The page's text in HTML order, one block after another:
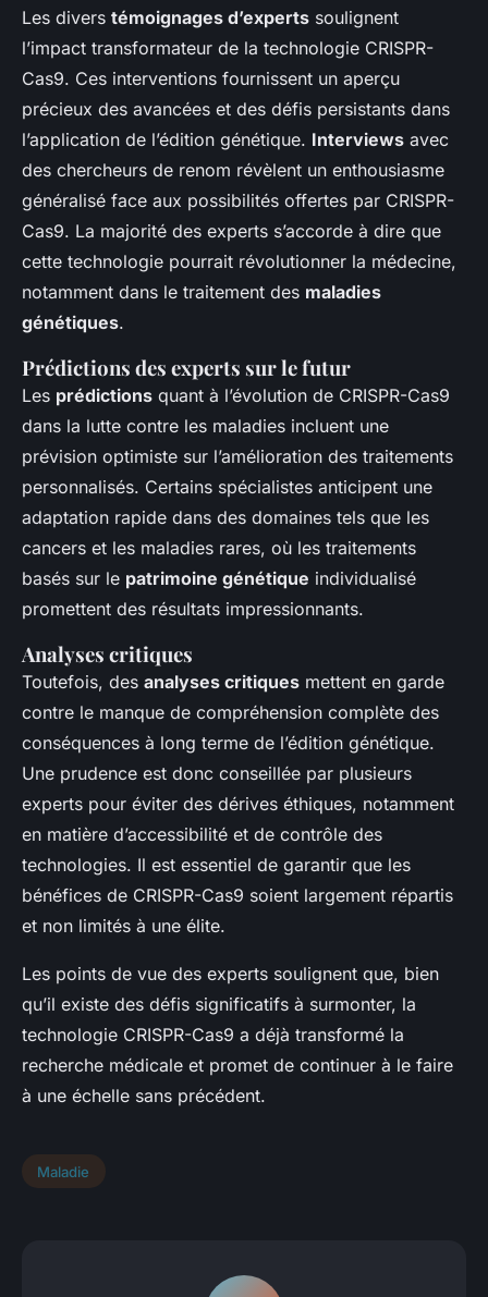
Les divers témoignages d’experts soulignent
l’impact transformateur de la technologie CRISPR-
Cas9. Ces interventions fournissent un aperçu
précieux des avancées et des défis persistants dans
l’application de l’édition génétique. Interviews avec
des chercheurs de renom révèlent un enthousiasme
généralisé face aux possibilités offertes par CRISPR-
Cas9. La majorité des experts s’accorde à dire que
cette technologie pourrait révolutionner la médecine,
notamment dans le traitement des maladies
génétiques.
Prédictions des experts sur le futur
Les prédictions quant à l’évolution de CRISPR-Cas9
dans la lutte contre les maladies incluent une
prévision optimiste sur l’amélioration des traitements
personnalisés. Certains spécialistes anticipent une
adaptation rapide dans des domaines tels que les
cancers et les maladies rares, où les traitements
basés sur le patrimoine génétique individualisé
promettent des résultats impressionnants.
Analyses critiques
Toutefois, des analyses critiques mettent en garde
contre le manque de compréhension complète des
conséquences à long terme de l’édition génétique.
Une prudence est donc conseillée par plusieurs
experts pour éviter des dérives éthiques, notamment
en matière d’accessibilité et de contrôle des
technologies. Il est essentiel de garantir que les
bénéfices de CRISPR-Cas9 soient largement répartis
et non limités à une élite.
Les points de vue des experts soulignent que, bien
qu’il existe des défis significatifs à surmonter, la
technologie CRISPR-Cas9 a déjà transformé la
recherche médicale et promet de continuer à le faire
à une échelle sans précédent.
Maladie